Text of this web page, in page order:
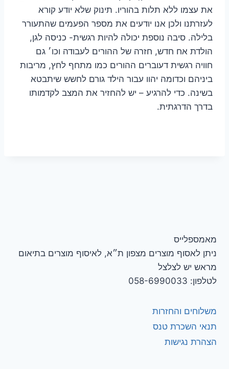
את עצמו ללא תלות בהוריו. תינוק שלא יודע קורא
לעזרתנו ולכן אנו יודעים את מספר הפעמים שהתעורר
בלילה. סיבה נוספת יכולה להיות רגשית- כניסה לגן,
הולדת אח חדש, חזרה של ההורים לעבודה וכו׳ גם
חוויה רגשית דעוברים ההורים כמו מתחף לחץ, מריבות
ביניהם וכדומה יהוו עבור הילד גורם לחשש שיתבטא
בשינה. כדי להרגיע – יש להחזיר את המצב לקדמותו
בדרך הדרגתית.
מאמספלייס
ניתן לאסוף מוצרים מצפון ת״א, לאיסוף מוצרים בתיאום
מראש יש לצלצל
לטלפון: 058-6990033
משלוחים והחזרות
תנאי השכרת טנס
הצהרת נגישות